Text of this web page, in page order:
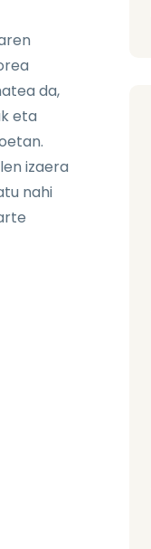
da,
eta
izaera
nahi